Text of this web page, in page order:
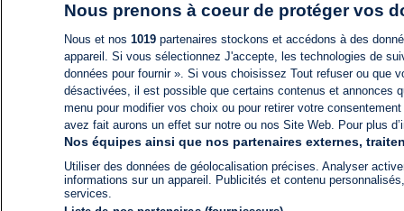
Nous prenons à coeur de protéger vos
Nous et nos 1019partenaires stockons et accédons à des
appareil. Si vous sélectionnez J'accepte, les technologies de
données pour fournir ». Si vous choisissez Tout refuser ou
désactivées, il est possible que certains contenus et annonces
menu pour modifier vos choix ou pour retirer votre
avez fait aurons un effet sur notre ou nos Site Web. Pour plus
Nos équipes ainsi que nos partenaires externes,
Utiliser des données de géolocalisation précises. Analyser
informations sur un appareil. Publicités et contenu
services.